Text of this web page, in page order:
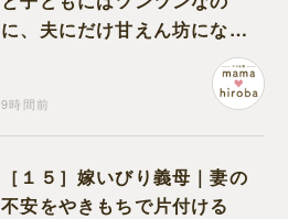
に、夫にだけ甘えん坊になる
9時間前
［１５］嫁いびり義母｜妻の
不安をやきもちで片付ける